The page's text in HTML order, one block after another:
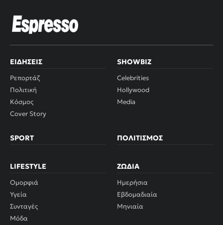
ΕΙΔΉΣΕΙΣ
Ρεπορτάζ
Πολιτική
Κόσμος
Cover Story
SHOWBIZ
Celebrities
Hollywood
Media
SPORT ΠΟΛΙΤΙΣΜΌΣ
LIFESTYLE
Ομορφιά
Υγεία
Συνταγές
Μόδα
ΖΏΔΙΑ
Ημερήσια
Εβδομαδιαία
Μηνιαία